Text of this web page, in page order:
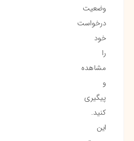
وضعیت
درخواست
خود
را
مشاهده
و
پیگیری
کنید.
این